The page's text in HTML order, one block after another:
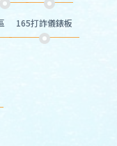
165打詐儀錶板